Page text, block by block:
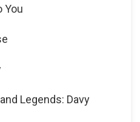
You
Legends: Davy